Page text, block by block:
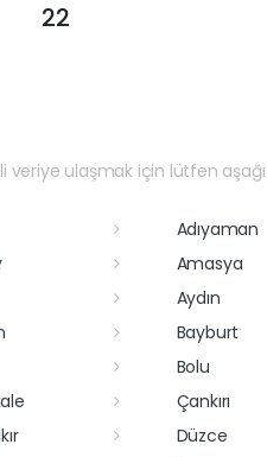
22
veriye ulaşmak için lütfen
Adıyaman
Amasya
Aydın
Bayburt
Bolu
Çankırı
Düzce